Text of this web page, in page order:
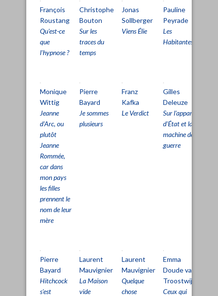
François
Roustang
Qu'est-ce
que
l'hypnose ?
Christophe
Bouton
Sur les
traces du
temps
Jonas
Sollberger
Viens Élie
Pauline
Peyrade
Les
Habitantes
Monique
Wittig
Jeanne
d’Arc, ou
plutôt
Jeanne
Rommée,
car dans
mon pays
les filles
prennent le
nom de leur
mère
Pierre
Bayard
Je sommes
plusieurs
Franz
Kafka
Le Verdict
Gilles
Deleuze
Sur l'appareil
d'État et la
machine de
guerre
Pierre
Bayard
Hitchcock
s'est
Laurent
Mauvignier
La Maison
vide
Laurent
Mauvignier
Quelque
chose
Emma
Doude van
Troostwijk
Ceux qui